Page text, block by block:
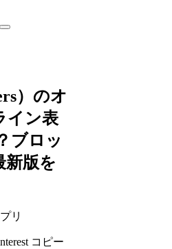
）のオ
イン表
ブロッ
新版を
リ
コピー